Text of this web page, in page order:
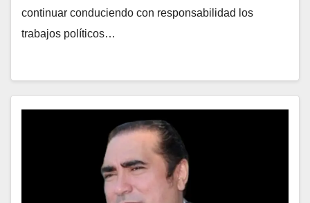
continuar conduciendo con responsabilidad los
trabajos políticos…